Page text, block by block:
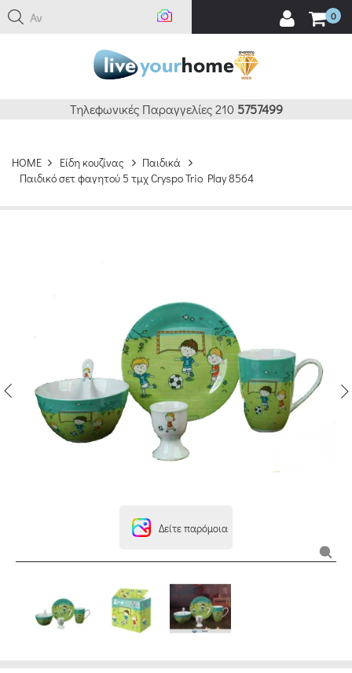
Αναζή 0
Τηλεφωνικές Παραγγελίες 210 5757499
HOME Είδη κουζίνας
Παιδικά
Παιδικό σετ φαγητού 5 τμχ Cryspo Trio Play 8564
Δείτε παρόμοια